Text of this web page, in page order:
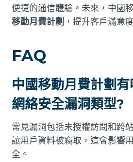
便捷的通信體驗。未來，中國
移動月費計劃 ，提升客戶滿意
FAQ
中國移動月費計劃
網絡安全漏洞類型?
常見漏洞包括未授權訪問和跨
讓用戶資料被竊取。這會影響
全。